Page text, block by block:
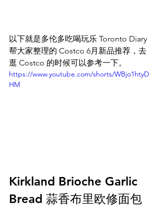
以下就是多伦多吃喝玩乐 Toronto Diary
帮大家整理的 Costco 6月新品推荐，去
逛 Costco 的时候可以参考一下。
https://www.youtube.com/shorts/WBjo1htyD
HM
Kirkland Brioche Garlic
Bread 蒜香布里欧修面包